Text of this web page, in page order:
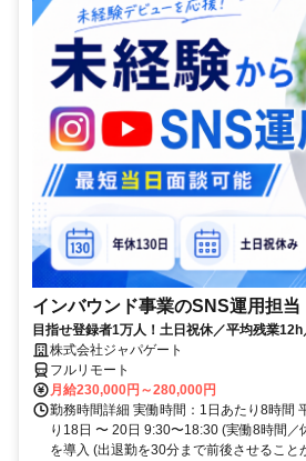
インバウンド事業のSNS運用担当
目指せ登録者1万人！土日祝休／平均残業12h
株式会社ジャパゲート
フルリモート
月給230,000円～280,000円
勤務時間詳細 実働時間：1日あたり8時間
り18日 〜 20日 9:30〜18:30 (実働8時間
を導入 (出退勤を30分まで前後させること